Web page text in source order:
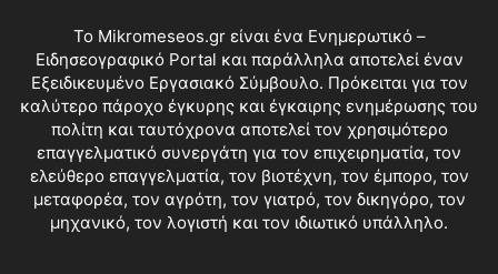
Το Mikromeseos.gr είναι ένα Ενημερωτικό –
Ειδησεογραφικό Portal και παράλληλα αποτελεί έναν
Εξειδικευμένο Εργασιακό Σύμβουλο. Πρόκειται για τον
καλύτερο πάροχο έγκυρης και έγκαιρης ενημέρωσης του
πολίτη και ταυτόχρονα αποτελεί τον χρησιμότερο
επαγγελματικό συνεργάτη για τον επιχειρηματία, τον
ελεύθερο επαγγελματία, τον βιοτέχνη, τον έμπορο, τον
μεταφορέα, τον αγρότη, τον γιατρό, τον δικηγόρο, τον
μηχανικό, τον λογιστή και τον ιδιωτικό υπάλληλο.